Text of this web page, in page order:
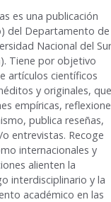
es una publicación
del Departamento de
Nacional del Sur
Tiene por objetivo
artículos científicos
y originales, que
empíricas,
publica reseñas,
entrevistas. Recoge
internacionales y
alienten la
interdisciplinario y la
académico en las